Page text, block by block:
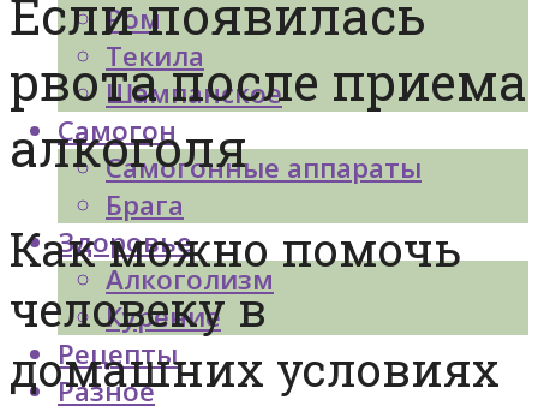
Ром
Текила
Шампанское
Самогон
Самогонные аппараты
Брага
Здоровье
Алкоголизм
Курение
Рецепты
Разное
Если появилась
рвота после приема
алкоголя
Как можно помочь
человеку в
домашних условиях